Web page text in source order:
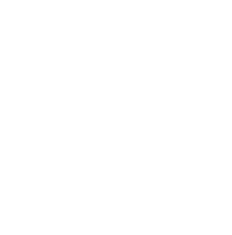
two months. It arrived with no
sure if it’s a bit overpriced for